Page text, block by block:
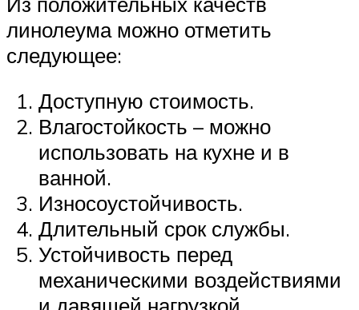
линолеума можно отметить
следующее:
Доступную стоимость.
Влагостойкость – можно
использовать на кухне и в
ванной.
Износоустойчивость.
Длительный срок службы.
Устойчивость перед
механическими воздействиями